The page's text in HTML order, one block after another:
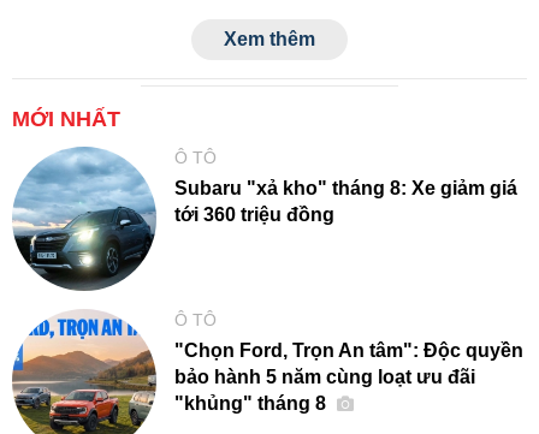
Xem thêm
MỚI NHẤT
Ô TÔ
Subaru "xả kho" tháng 8: Xe giảm giá
tới 360 triệu đồng
Ô TÔ
"Chọn Ford, Trọn An tâm": Độc quyền
bảo hành 5 năm cùng loạt ưu đãi
"khủng" tháng 8